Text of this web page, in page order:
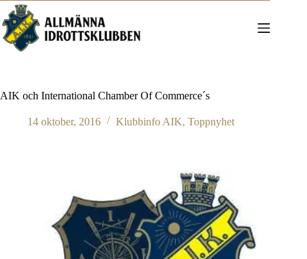
Hoppa
till
innehåll
AIK och International Chamber Of Commerce´s
14 oktober, 2016 Klubbinfo AIK, Toppnyhet